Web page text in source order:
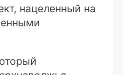
нацеленный на